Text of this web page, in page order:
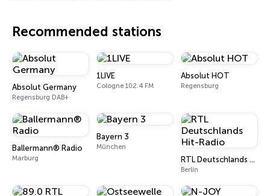
Recommended stations
Absolut Germany
Regensburg DAB+
1LIVE
Cologne 102.4 FM
Absolut HOT
Regensburg
Ballermann® Radio
Marburg
Bayern 3
München
RTL Deutschlands Hit-Radio
Berlin